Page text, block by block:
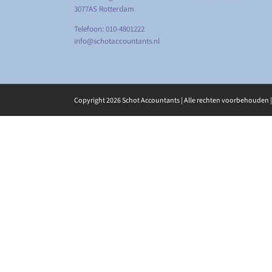
3077AS Rotterdam
Telefoon: 010-4801222
info@schotaccountants.nl
Copyright2026 Schot Accountants | Alle rechten voorbehouden